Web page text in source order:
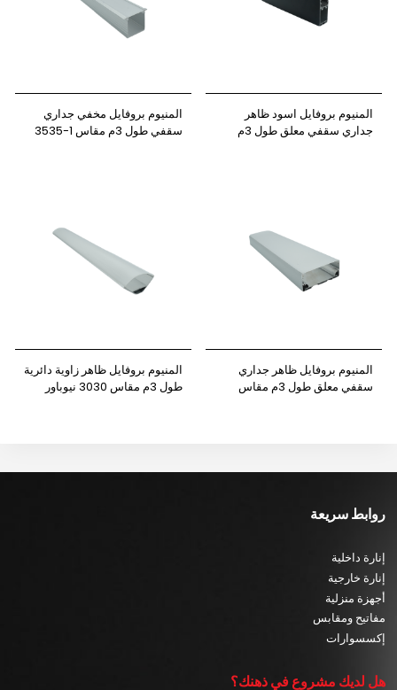
المنيوم بروفايل اسود ظاهر
جداري سقفي معلق طول 3م
المنيوم بروفايل مخفي جداري
سقفي طول 3م مقاس 1-3535
المنيوم بروفايل ظاهر جداري
سقفي معلق طول 3م مقاس
المنيوم بروفايل ظاهر زاوية دائرية
طول 3م مقاس 3030 نيوباور
روابط سريعة
إنارة داخلية
إنارة خارجية
أجهزة منزلية
مفاتيح ومقابس
إكسسوارات
هل لديك مشروع في ذهنك؟